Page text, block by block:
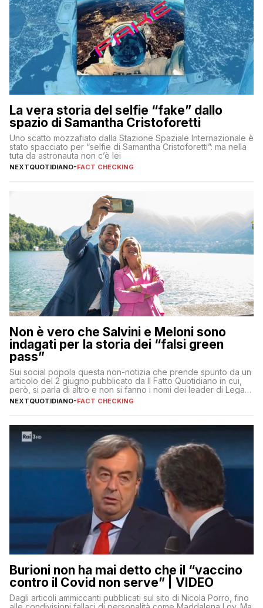
La vera storia del selfie “fake” dallo
spazio di Samantha Cristoforetti
Uno scatto mozzafiato dalla Stazione Spaziale Internazionale è
stato spacciato per “selfie di Samantha Cristoforetti”: ma nella
tuta da astronauta non c’è lei
NEXTQUOTIDIANO-FACT CHECKING
Non è vero che Salvini e Meloni sono
indagati per la storia dei “falsi green
pass”
Sui social popola questa non-notizia che prende spunto da un
articolo del 2 giugno pubblicato da Il Fatto Quotidiano in cui,
però, si parla di altro e non si fanno i nomi dei leader di Lega e
Fratelli d’Italia
NEXTQUOTIDIANO-FACT CHECKING
Burioni non ha mai detto che il “vaccino
contro il Covid non serve” | VIDEO
Dagli articoli ammiccanti pubblicati sul sito di Nicola Porro, fino